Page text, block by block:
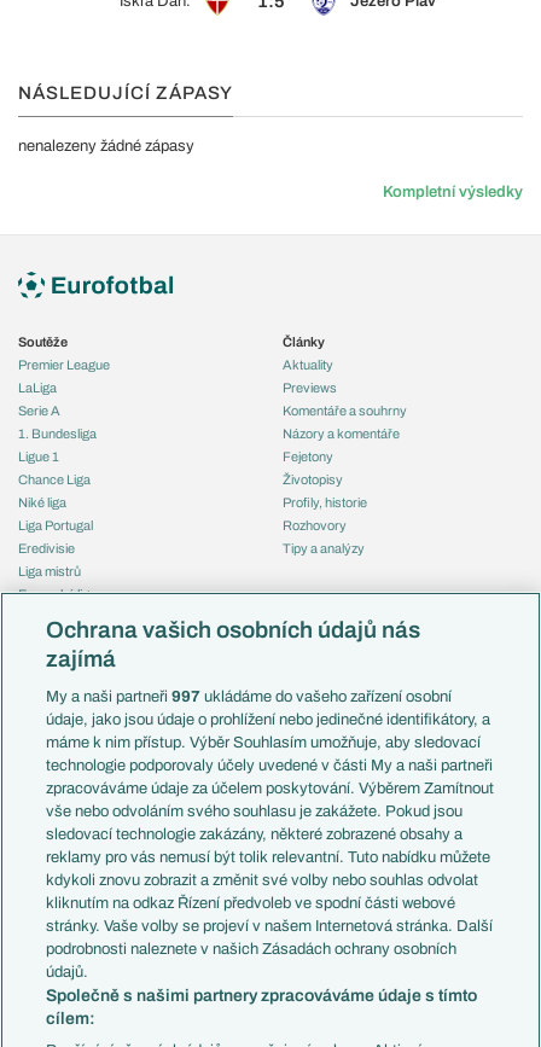
NÁSLEDUJÍCÍ ZÁPASY
nenalezeny žádné zápasy
Kompletní výsledky
Soutěže
Premier League
LaLiga
Serie A
1. Bundesliga
Ligue 1
Chance Liga
Niké liga
Liga Portugal
Eredivisie
Liga mistrů
Evropská liga
Mistrovství světa
Liga národů
Témata
Představení týmů MS
EuroSkauting
PL v kostce
Evropské koeficienty
Přestupy
Přestupové spekulace
Zranění
Kluby
Arsenal FC
Chelsea FC
Manchester United
AC Milán
Juventus FC
Články
Aktuality
Previews
Komentáře a souhrny
Názory a komentáře
Fejetony
Životopisy
Profily, historie
Rozhovory
Tipy a analýzy
Česko
Francie
Itálie
Německo
Španělsko
Argentina
Brazílie
Přestupy
Zápasy
Livescore
Tipovací soutěž
Ochrana vašich osobních údajů nás
zajímá
My a naši partneři997 ukládáme do vašeho zařízení osobní
údaje, jako jsou údaje o prohlížení nebo jedinečné identifikátory, a
máme k nim přístup. Výběr Souhlasím umožňuje, aby sledovací
technologie podporovaly účely uvedené v části My a naši partneři
zpracováváme údaje za účelem poskytování. Výběrem Zamítnout
vše nebo odvoláním svého souhlasu je zakážete. Pokud jsou
sledovací technologie zakázány, některé zobrazené obsahy a
reklamy pro vás nemusí být tolik relevantní. Tuto nabídku můžete
kdykoli znovu zobrazit a změnit své volby nebo souhlas odvolat
kliknutím na odkaz Řízení předvoleb ve spodní části webové
stránky. Vaše volby se projeví v našem Internetová stránka. Další
podrobnosti naleznete v našich Zásadách ochrany osobních
údajů.
Společně s našimi partnery zpracováváme údaje s tímto
cílem: